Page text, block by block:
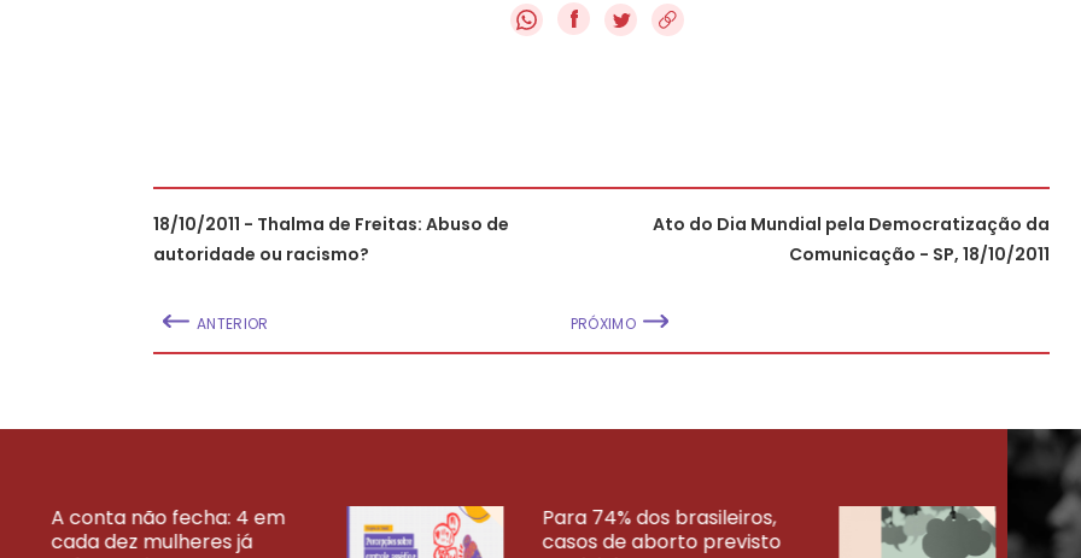
f
18/10/2011 - Thalma de Freitas: Abuso de
autoridade ou racismo?
ANTERIOR
Ato do Dia Mundial pela Democratização da
Comunicação - SP, 18/10/2011
PRÓXIMO
A conta não fecha: 4 em
cada dez mulheres já
Para 74% dos brasileiros,
casos de aborto previsto